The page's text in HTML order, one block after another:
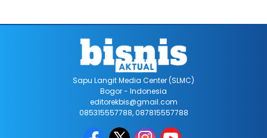
Sapu Langit Media Center (SLMC)
Bogor - Indonesia
editorekbis@gmail.com
085315557788, 087815557788